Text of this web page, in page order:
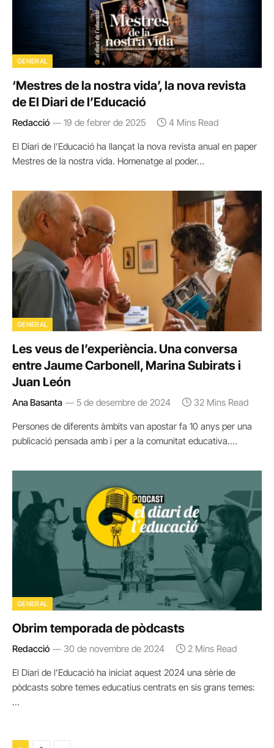
GENERAL
‘Mestres de la nostra vida’, la nova revista
de El Diari de l’Educació
Redacció 19 de febrer de 2025 4 Mins Read
El Diari de l’Educació ha llançat la nova revista anual en paper
Mestres de la nostra vida. Homenatge al poder…
GENERAL
Les veus de l’experiència. Una conversa
entre Jaume Carbonell, Marina Subirats i
Juan León
Ana Basanta 5 de desembre de 2024 32 Mins Read
Persones de diferents àmbits van apostar fa 10 anys per una
publicació pensada amb i per a la comunitat educativa.…
GENERAL
Obrim temporada de pòdcasts
Redacció 30 de novembre de 2024 2 Mins Read
El Diari de l’Educació ha iniciat aquest 2024 una sèrie de
pòdcasts sobre temes educatius centrats en sis grans temes:
…